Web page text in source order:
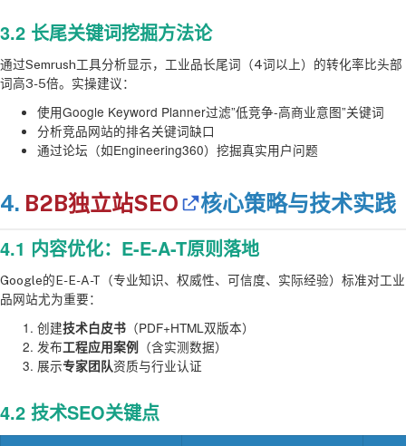
3.2 长尾关键词挖掘方法论
通过Semrush工具分析显示，工业品长尾词（4词以上）的转化率比头部
词高3-5倍。实操建议：
使用Google Keyword Planner过滤”低竞争-高商业意图”关键词
分析竞品网站的排名关键词缺口
通过论坛（如Engineering360）挖掘真实用户问题
4. B2B独立站SEO 核心策略与技术实践
4.1 内容优化：E-E-A-T原则落地
Google的E-E-A-T（专业知识、权威性、可信度、实际经验）标准对工业
品网站尤为重要：
创建技术白皮书 （PDF+HTML双版本）
发布工程应用案例
（含实测数据）
展示专家团队资质与行业认证
4.2 技术SEO关键点